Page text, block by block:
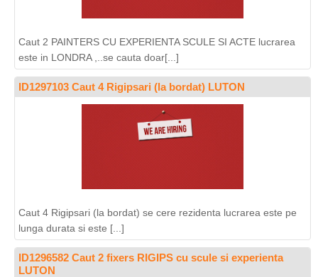
Caut 2 PAINTERS CU EXPERIENTA SCULE SI ACTE lucrarea
este in LONDRA ,..se cauta doar[...]
ID1297103 Caut 4 Rigipsari (la bordat) LUTON
Caut 4 Rigipsari (la bordat) se cere rezidenta lucrarea este pe
lunga durata si este [...]
ID1296582 Caut 2 fixers RIGIPS cu scule si experienta
LUTON